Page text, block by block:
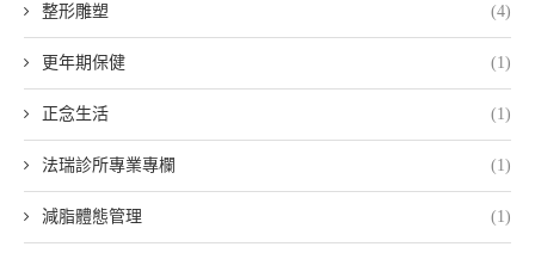
整形雕塑 (4)
更年期保健 (1)
正念生活 (1)
法瑞診所專業專欄 (1)
減脂體態管理 (1)